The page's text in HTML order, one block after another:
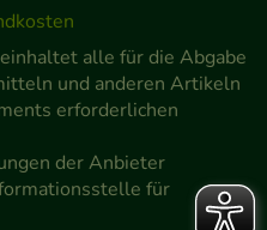
alle für die Abgabe
und anderen Artikeln
erforderlichen
der Anbieter
für